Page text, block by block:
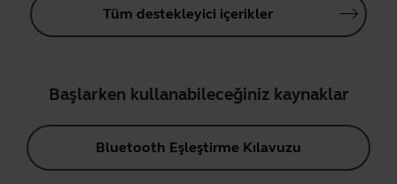
Tüm destekleyici içerikler
Başlarken kullanabileceğiniz kaynaklar
Bluetooth Eşleştirme Kılavuzu